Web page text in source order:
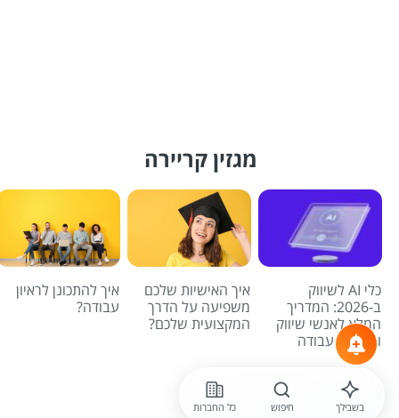
מגזין קריירה
כלי AI לשיווק
ב-2026: המדריך
המלא לאנשי שיווק
ומחפשי עבודה
איך האישיות שלכם
משפיעה על הדרך
המקצועית שלכם?
איך להתכונן לראיון
עבודה?
לכל הכתבות
בשבילך חיפוש כל החברות